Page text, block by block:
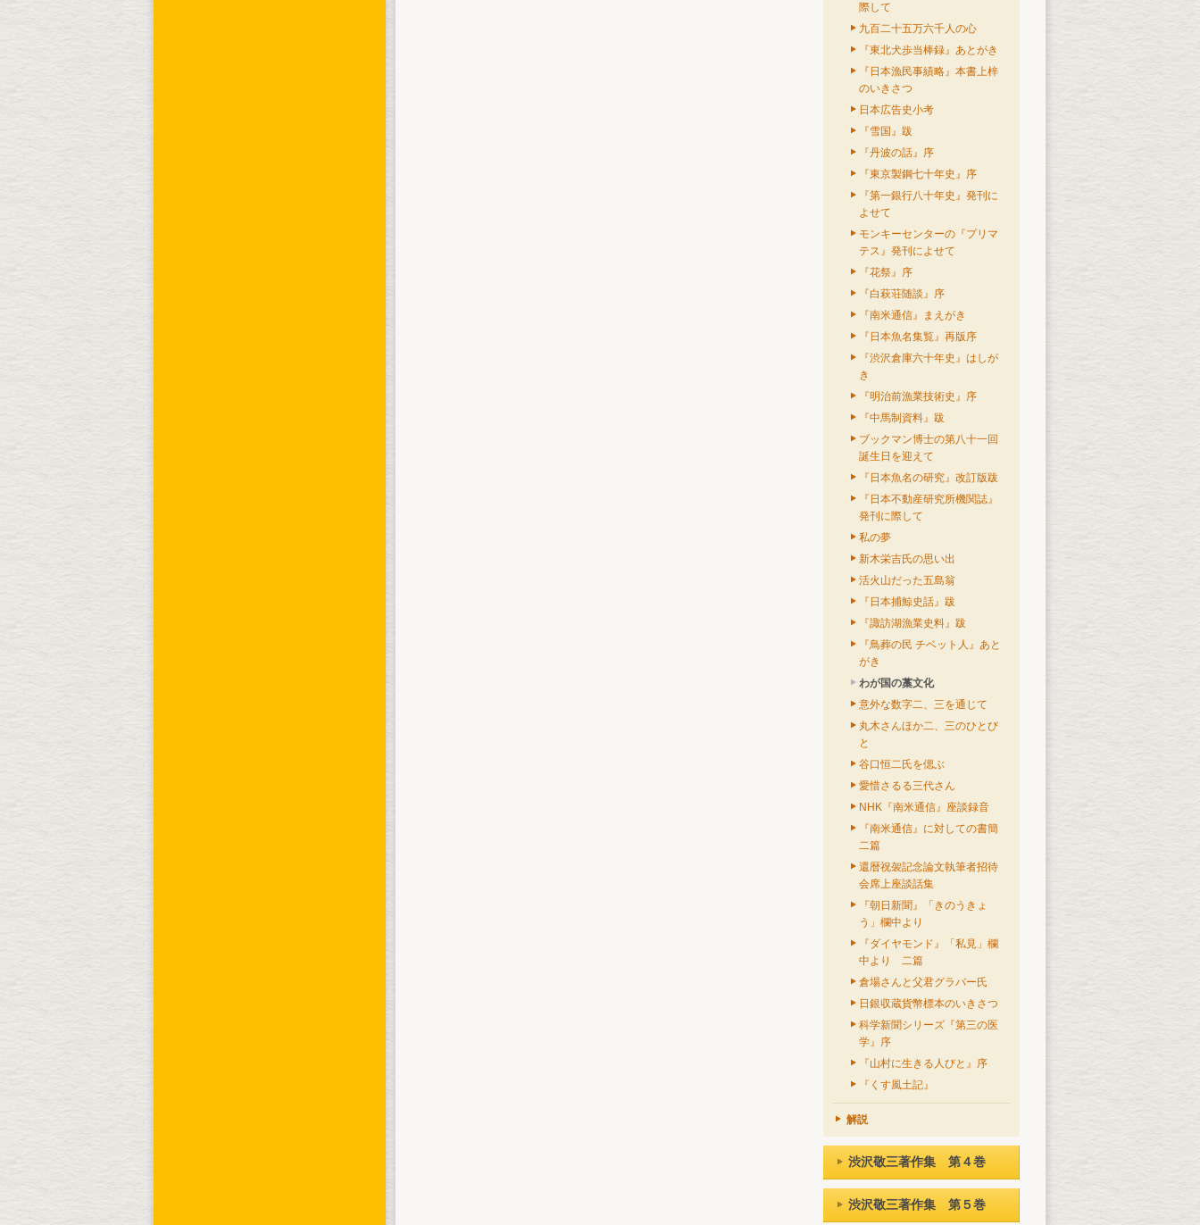
際して
九百二十五万六千人の心
『東北犬歩当棒録』あとがき
『日本漁民事績略』本書上梓
のいきさつ
日本広告史小考
『雪国』跋
『丹波の話』序
『東京製鋼七十年史』序
『第一銀行八十年史』発刊に
よせて
モンキーセンターの『プリマ
テス』発刊によせて
『花祭』序
『白萩荘随談』序
『南米通信』まえがき
『日本魚名集覧』再版序
『渋沢倉庫六十年史』はしが
き
『明治前漁業技術史』序
『中馬制資料』跋
ブックマン博士の第八十一回
誕生日を迎えて
『日本魚名の研究』改訂版跋
『日本不動産研究所機関誌』
発刊に際して
私の夢
新木栄吉氏の思い出
活火山だった五島翁
『日本捕鯨史話』跋
『諏訪湖漁業史料』跋
『鳥葬の民 チベット人』あと
がき
わが国の藁文化
意外な数字二、三を通じて
丸木さんほか二、三のひとび
と
谷口恒二氏を偲ぶ
愛惜さるる三代さん
NHK『南米通信』座談録音
『南米通信』に対しての書簡
二篇
還暦祝袈記念論文執筆者招待
会席上座談話集
『朝日新聞』「きのうきょ
う」欄中より
『ダイヤモンド』「私見」欄
中より 二篇
倉場さんと父君グラバー氏
日銀収蔵貨幣標本のいきさつ
科学新聞シリーズ『第三の医
学』序
『山村に生きる人びと』序
『くす風土記』
解説
渋沢敬三著作集 第４巻
渋沢敬三著作集 第５巻